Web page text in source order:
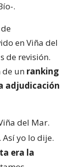
.
en Viña del
de revisión.
de un ranking
adjudicación
del Mar.
. Así yo lo dije.
era la